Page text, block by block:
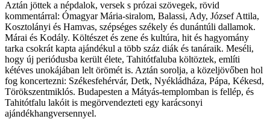
Aztán jöttek a népdalok, versek s prózai szövegek, rövid
kommentárral: Ómagyar Mária-siralom, Balassi, Ady, József Attila,
Kosztolányi és Hamvas, szépséges székely és dunántúli dallamok.
Márai és Kodály. Költészet és zene és kultúra, hit és hagyomány
tarka csokrát kapta ajándékul a több száz diák és tanáraik. Meséli,
hogy új periódusba került élete, Tahitótfaluba költöztek, említi
kétéves unokájában lelt örömét is. Aztán sorolja, a közeljövőben hol
fog koncertezni: Székesfehérvár, Detk, Nyékládháza, Pápa, Kékesd,
Törökszentmiklós. Budapesten a Mátyás-templomban is fellép, és
Tahitótfalu lakóit is megörvendezteti egy karácsonyi
ajándékhangversennyel.